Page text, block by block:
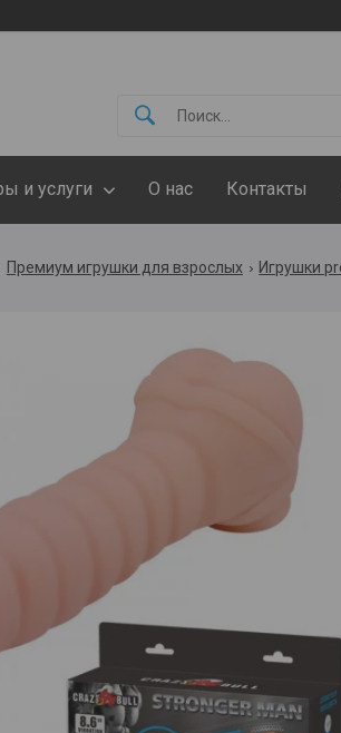
и услуги О нас Контакты
Премиум игрушки для взрослых Игрушки